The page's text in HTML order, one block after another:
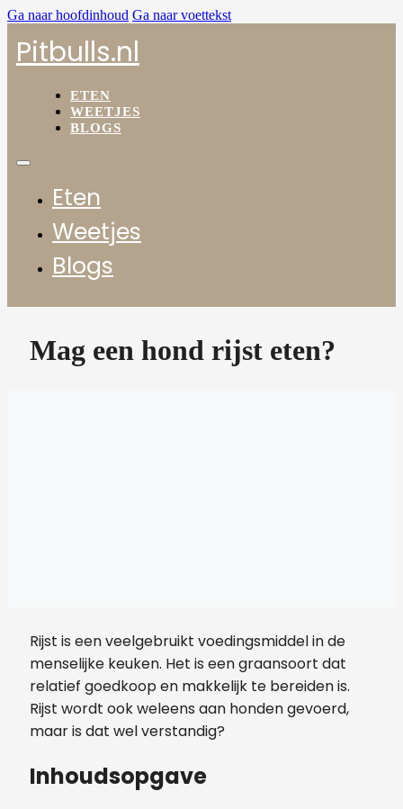
Ga naar hoofdinhoud Ga naar voettekst
Pitbulls.nl
ETEN
WEETJES
BLOGS
Eten
Weetjes
Blogs
Mag een hond rijst eten?
Rijst is een veelgebruikt voedingsmiddel in de
menselijke keuken. Het is een graansoort dat
relatief goedkoop en makkelijk te bereiden is.
Rijst wordt ook weleens aan honden gevoerd,
maar is dat wel verstandig?
Inhoudsopgave